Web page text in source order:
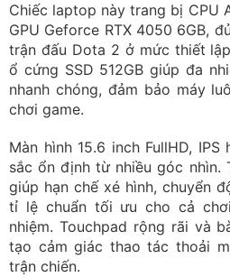
Chiếc laptop này trang bị CPU
GPU Geforce RTX 4050 6GB,
trận đấu Dota 2 ở mức thiết
ổ cứng SSD 512GB giúp đa
nhanh chóng, đảm bảo máy
chơi game.
Màn hình 15.6 inch FullHD,
sắc ổn định từ nhiều góc nhìn.
giúp hạn chế xé hình, chuyển
tỉ lệ chuẩn tối ưu cho cả
nhiệm. Touchpad rộng rãi và
tạo cảm giác thao tác thoải
trận chiến.